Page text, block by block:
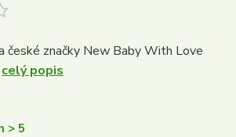
české značky New Baby With Love
celý popis
> 5